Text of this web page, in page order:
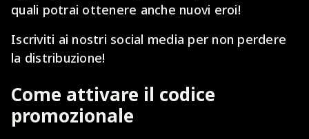
quali potrai ottenere anche nuovi eroi!
Iscriviti ai nostri social media per non perdere
la distribuzione!
Come attivare il codice
promozionale